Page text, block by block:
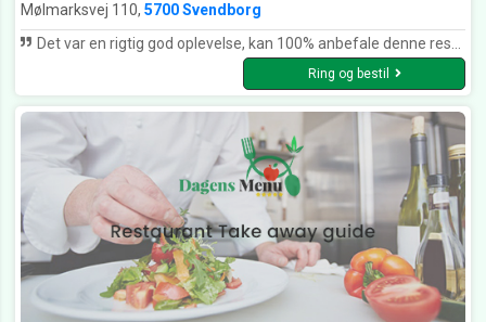
Mølmarksvej 110, 5700 Svendborg
Det var en rigtig god oplevelse, kan 100% anbefale denne restaurant. Der var en person som var rigtig rigtig sød. Lignede nærmest en asiatisk Leonardo Dicaprio Kommer 100% tilbage for at få en god omgang sushi til en fair pris!
Ring og bestil